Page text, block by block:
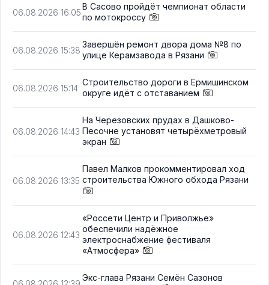
06.08.2026 16:05
В Сасово пройдёт чемпионат области
по мотокроссу
06.08.2026 15:38
Завершён ремонт двора дома №8 по
улице Керамзавода в Рязани
06.08.2026 15:14
Строительство дороги в Ермишинском
округе идёт с отставанием
06.08.2026 14:43
На Черезовских прудах в Дашково-
Песочне установят четырёхметровый
экран
06.08.2026 13:35
Павел Малков прокомментировал ход
строительства Южного обхода Рязани
06.08.2026 12:43
«Россети Центр и Приволжье»
обеспечили надёжное
электроснабжение фестиваля
«Атмосфера»
Экс-глава Рязани Семён Сазонов